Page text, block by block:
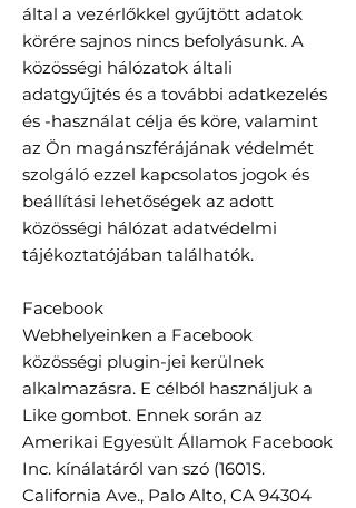
által a vezérlőkkel gyűjtött adatok
körére sajnos nincs befolyásunk. A
közösségi hálózatok általi
adatgyűjtés és a további adatkezelés
és -használat célja és köre, valamint
az Ön magánszférájának védelmét
szolgáló ezzel kapcsolatos jogok és
beállítási lehetőségek az adott
közösségi hálózat adatvédelmi
tájékoztatójában találhatók.
Facebook
Webhelyeinken a Facebook
közösségi plugin-jei kerülnek
alkalmazásra. E célból használjuk a
Like gombot. Ennek során az
Amerikai Egyesült Államok Facebook
Inc. kínálatáról van szó (1601S.
California Ave., Palo Alto, CA 94304